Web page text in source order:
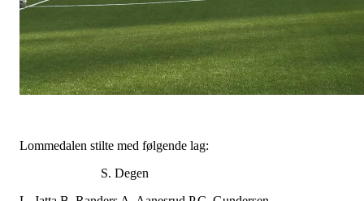
Lommedalen stilte med følgende lag:
S. Degen